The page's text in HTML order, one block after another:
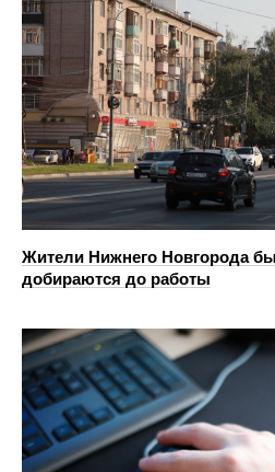
Жители Нижнего Новгорода
добираются до работы